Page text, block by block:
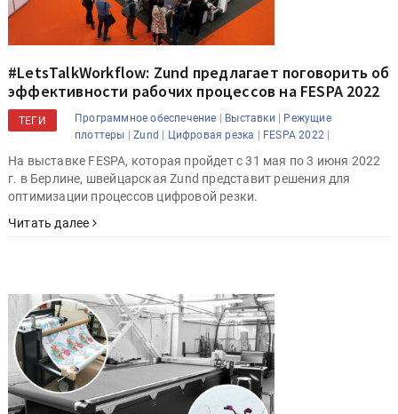
#LetsTalkWorkflow: Zund предлагает поговорить об
эффективности рабочих процессов на FESPA 2022
ТЕГИ Программное обеспечение | Выставки | Режущие
плоттеры |Zund | Цифровая резка | FESPA 2022 |
На выставке FESPA, которая пройдет с 31 мая по 3 июня 2022
г. в Берлине, швейцарская Zund представит решения для
оптимизации процессов цифровой резки.
Читать далее